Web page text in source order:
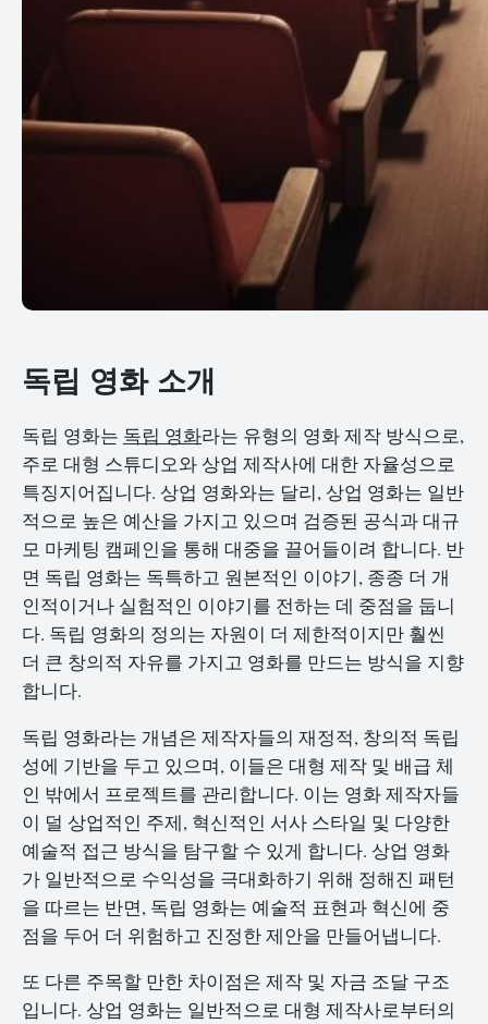
독립 영화 소개
독립 영화는 독립 영화라는 유형의 영화 제작 방식으로,
주로 대형 스튜디오와 상업 제작사에 대한 자율성으로
특징지어집니다. 상업 영화와는 달리, 상업 영화는 일반
적으로 높은 예산을 가지고 있으며 검증된 공식과 대규
모 마케팅 캠페인을 통해 대중을 끌어들이려 합니다. 반
면 독립 영화는 독특하고 원본적인 이야기, 종종 더 개
인적이거나 실험적인 이야기를 전하는 데 중점을 둡니
다. 독립 영화의 정의는 자원이 더 제한적이지만 훨씬
더 큰 창의적 자유를 가지고 영화를 만드는 방식을 지향
합니다.
독립 영화라는 개념은 제작자들의 재정적, 창의적 독립
성에 기반을 두고 있으며, 이들은 대형 제작 및 배급 체
인 밖에서 프로젝트를 관리합니다. 이는 영화 제작자들
이 덜 상업적인 주제, 혁신적인 서사 스타일 및 다양한
예술적 접근 방식을 탐구할 수 있게 합니다. 상업 영화
가 일반적으로 수익성을 극대화하기 위해 정해진 패턴
을 따르는 반면, 독립 영화는 예술적 표현과 혁신에 중
점을 두어 더 위험하고 진정한 제안을 만들어냅니다.
또 다른 주목할 만한 차이점은 제작 및 자금 조달 구조
입니다. 상업 영화는 일반적으로 대형 제작사로부터의